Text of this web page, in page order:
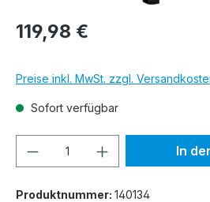
119,98 €
Preise inkl. MwSt. zzgl.
Sofort verfügbar
Produkt Anzahl: Gib
In
Produktnummer: 140134